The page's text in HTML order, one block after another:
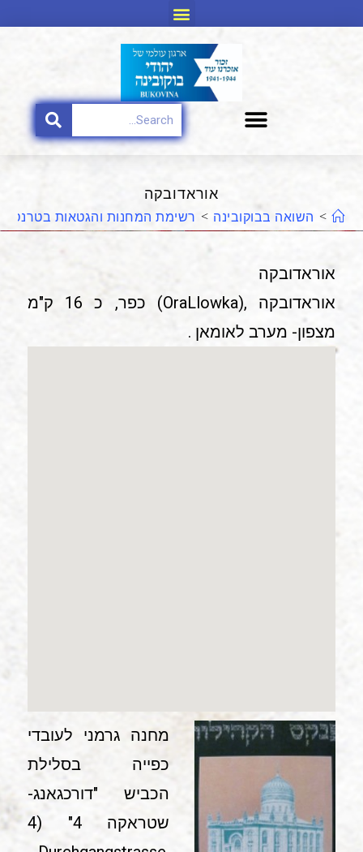
אוראדובקה
> השואה בבוקובינה > רשימת המחנות והגטאות
אוראדובקה
אוראדובקה ,(OraLlowka) כפר, כ 16 ק"מ
מצפון- מערב לאומאן .
מחנה גרמני לעובדי
כפייה בסלילת
הכביש "דורכגאנג-
שטראקה 4" (4